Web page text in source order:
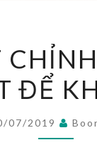
THUẬT
CHỈNH
HÌNH
SẸO
ĐỂ
07/2019